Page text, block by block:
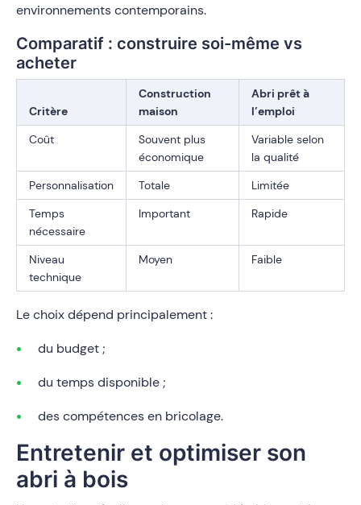
environnements contemporains.
Comparatif : construire soi-même vs
acheter
Critère
Construction
maison
Abri prêt à
l’emploi
Coût
Souvent plus
économique
Variable selon
la qualité
Personnalisation
Totale
Limitée
Temps
nécessaire
Important Rapide
Niveau
technique
Moyen Faible
Le choix dépend principalement :
du budget ;
du temps disponible ;
des compétences en bricolage.
Entretenir et optimiser son
abri à bois